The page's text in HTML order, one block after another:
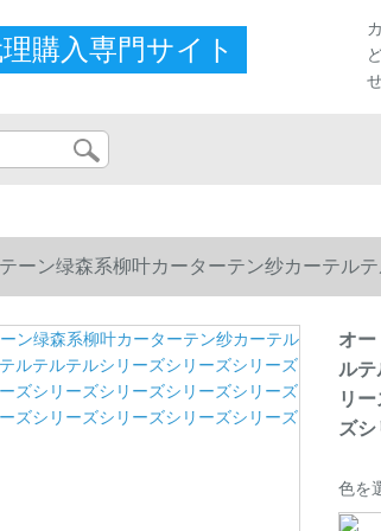
購入専門サイト
ーン绿森系柳叶カーターテン纱カーテル
ーズシリーズシリーズシリーズシリーズ
オ
ル
リ
ズ
色を